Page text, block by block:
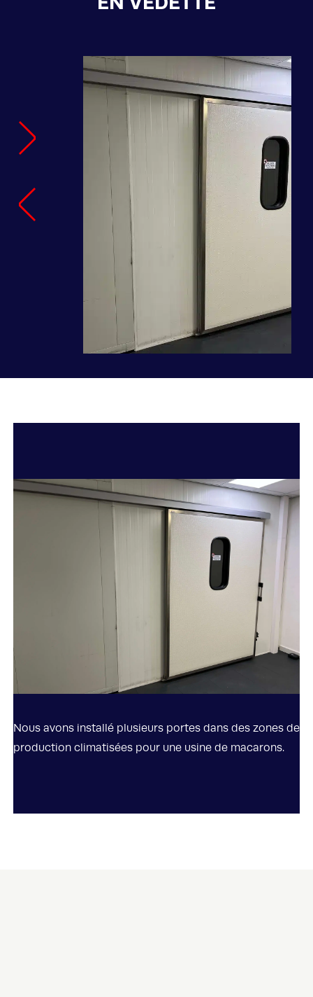
Nous avons installé plusieurs portes dans des zones de
production climatisées pour une usine de macarons.